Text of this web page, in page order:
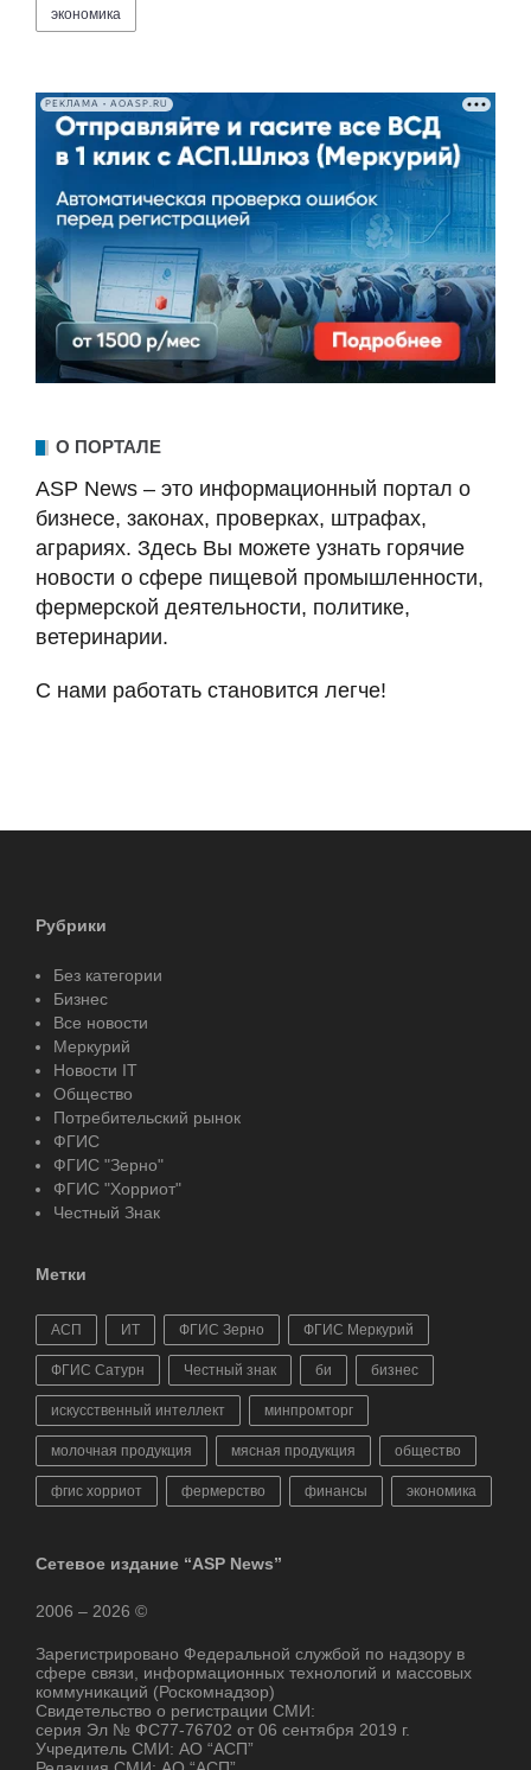
экономика
РЕКЛАМА • AOASP.RU
О ПОРТАЛЕ
ASP News – это информационный портал о
бизнесе, законах, проверках, штрафах,
аграриях. Здесь Вы можете узнать горячие
новости о сфере пищевой промышленности,
фермерской деятельности, политике,
ветеринарии.
С нами работать становится легче!
Рубрики
Без категории
Бизнес
Все новости
Меркурий
Новости IT
Общество
Потребительский рынок
ФГИС
ФГИС "Зерно"
ФГИС "Хорриот"
Честный Знак
Метки
АСП ИТ ФГИС Зерно ФГИС Меркурий
ФГИС Сатурн Честный знак би бизнес
искусственный интеллект минпромторг
молочная продукция мясная продукция общество
фгис хорриот фермерство финансы экономика
Сетевое издание “ASP News”
2006 – 2026 ©
Зарегистрировано Федеральной службой по надзору в
сфере связи, информационных технологий и массовых
коммуникаций (Роскомнадзор)
Свидетельство о регистрации СМИ:
серия Эл № ФС77-76702 от 06 сентября 2019 г.
Учредитель СМИ: АО “АСП”